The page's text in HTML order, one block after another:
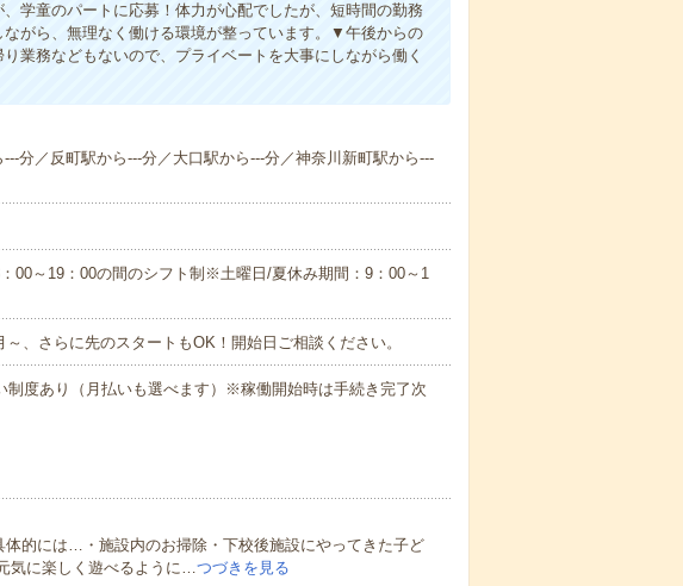
学童のパートに応募！体力が心配でしたが、短時間の勤務
がら、無理なく働ける環境が整っています。▼午後からの
業務などもないので、プライベートを大事にしながら働く
分／反町駅から---分／大口駅から---分／神奈川新町駅から---
00～19：00の間のシフト制※土曜日/夏休み期間：9：00～1
さらに先のスタートもOK！開始日ご相談ください。
度あり（月払いも選べます）※稼働開始時は手続き完了次
体的には…・施設内のお掃除・下校後施設にやってきた子ど
気に楽しく遊べるように…つづきを見る